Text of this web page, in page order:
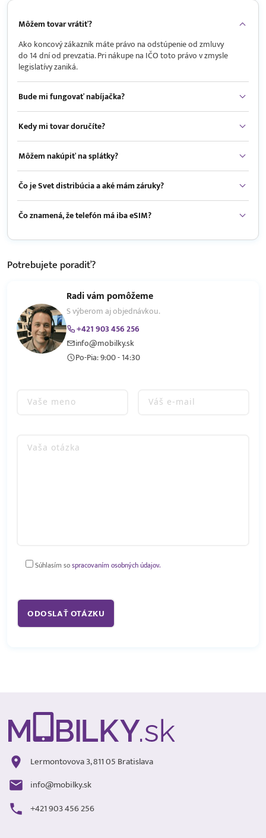
Môžem tovar vrátiť?
Ako koncový zákazník máte právo na odstúpenie od zmluvy
do 14 dní od prevzatia. Pri nákupe na IČO toto právo v zmysle
legislatívy zaniká.
Bude mi fungovať nabíjačka?
Kedy mi tovar doručíte?
Môžem nakúpiť na splátky?
Čo je Svet distribúcia a aké mám záruky?
Čo znamená, že telefón má iba eSIM?
Potrebujete poradiť?
Radi vám pomôžeme
S výberom aj objednávkou.
+421 903 456 256
info@mobilky.sk
Po-Pia: 9:00 - 14:30
Súhlasím sospracovaním osobných údajov.
Lermontovova 3, 811 05 Bratislava
info@mobilky.sk
+421 903 456 256